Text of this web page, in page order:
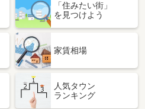
「住みたい街」
を見つけよう
家賃相場
人気タウン
ランキング